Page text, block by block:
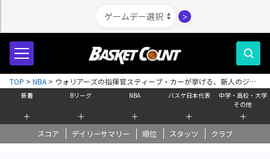
＞
新着
＋
Bリーグ
＋
NBA
＋
バスケ日本代表
＋
中学・高校・大学
その他
＋
スコア デイリーサマリー 順位 スタッツ クラブ
TOP > NBA > ウォリアーズの指揮官スティーブ・カーが挙げる、新人のジェ
ームズ・ワイズマンが手本にすべき選手とは？